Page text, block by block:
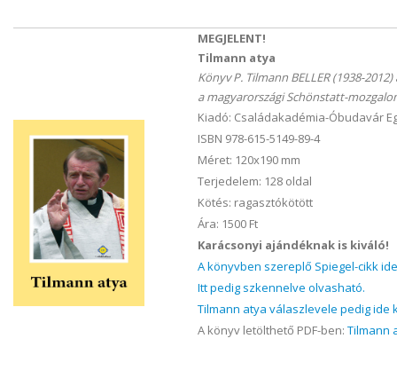
MEGJELENT!
Tilmann atya
Könyv P. Tilmann BELLER (1938-
a magyarországi Schönstatt-
Kiadó: Családakadémia-Óbudavár
ISBN 978-615-5149-89-4
Méret: 120x190 mm
Terjedelem: 128 oldal
Kötés: ragasztókötött
Ára: 1500 Ft
Karácsonyi ajándéknak is kiváló!
A könyvben szereplő Spiegel-cikk
Itt pedig szkennelve olvasható.
Tilmann atya válaszlevele pedig
A könyv letölthető PDF-ben: Tilmann